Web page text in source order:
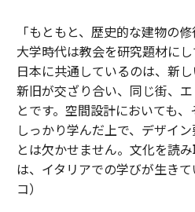
「もともと、歴史的な建物の
大学時代は教会を研究題材に
日本に共通しているのは、新
新旧が交ざり合い、同じ街、
とです。空間設計においても
しっかり学んだ上で、デザイ
とは欠かせません。文化を読
は、イタリアでの学びが生き
コ）